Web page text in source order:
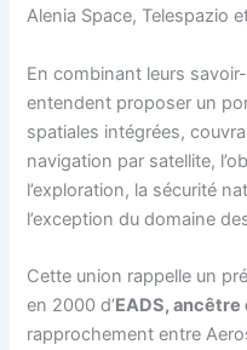
Alenia Space, Telespazio
En combinant leurs
entendent proposer un
spatiales intégrées,
navigation par satellite,
l’exploration, la sécurité
l’exception du domaine
Cette union rappelle un
en 2000 d’EADS, ancêtre
rapprochement entre